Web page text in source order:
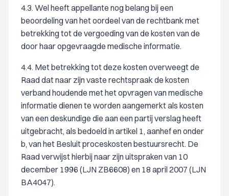
4.3. Wel heeft appellante nog belang bij een
beoordeling van het oordeel van de rechtbank met
betrekking tot de vergoeding van de kosten van de
door haar opgevraagde medische informatie.
4.4. Met betrekking tot deze kosten overweegt de
Raad dat naar zijn vaste rechtspraak de kosten
verband houdende met het opvragen van medische
informatie dienen te worden aangemerkt als kosten
van een deskundige die aan een partij verslag heeft
uitgebracht, als bedoeld in artikel 1, aanhef en onder
b, van het Besluit proceskosten bestuursrecht. De
Raad verwijst hierbij naar zijn uitspraken van 10
december 1996 (LJN ZB6608) en 18 april 2007 (LJN
BA4047).